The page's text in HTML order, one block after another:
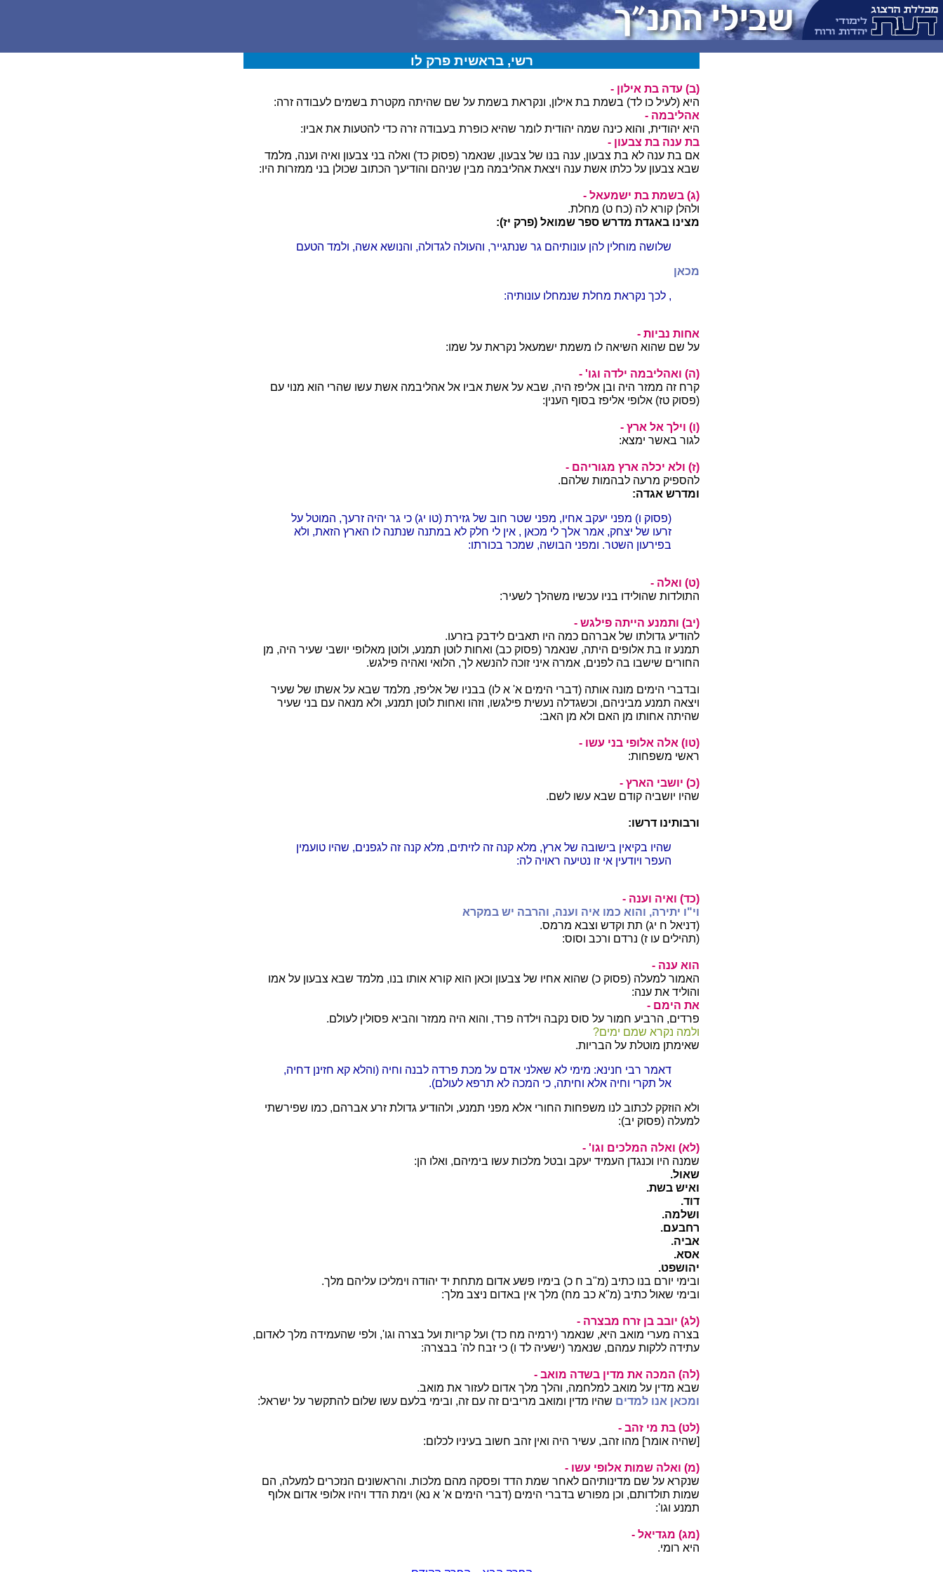
רשי, בראשית פרק לו
(ב) עדה בת אילון -
היא (לעיל כו לד) בשמת בת אילון, ונקראת בשמת על שם שהיתה מקטרת בשמים לעבודה זרה:
אהליבמה -
היא יהודית, והוא כינה שמה יהודית לומר שהיא כופרת בעבודה זרה כדי להטעות את אביו:
בת ענה בת צבעון -
אם בת ענה לא בת צבעון, ענה בנו של צבעון, שנאמר (פסוק כד) ואלה בני צבעון ואיה וענה, מלמד
שבא צבעון על כלתו אשת ענה ויצאת אהליבמה מבין שניהם והודיעך הכתוב שכולן בני ממזרות היו:
(ג) בשמת בת ישמעאל -
ולהלן קורא לה (כח ט) מחלת.
מצינו באגדת מדרש ספר שמואל (פרק יז):
שלושה מוחלין להן עונותיהם גר שנתגייר, והעולה לגדולה, והנושא אשה, ולמד הטעם
מכאן
, לכך נקראת מחלת שנמחלו עונותיה:
אחות נביות -
על שם שהוא השיאה לו משמת ישמעאל נקראת על שמו:
(ה) ואהליבמה ילדה וגו' -
קרח זה ממזר היה ובן אליפז היה, שבא על אשת אביו אל אהליבמה אשת עשו שהרי הוא מנוי עם
(פסוק טז) אלופי אליפז בסוף הענין:
(ו) וילך אל ארץ -
לגור באשר ימצא:
(ז) ולא יכלה ארץ מגוריהם -
להספיק מרעה לבהמות שלהם.
ומדרש אגדה:
(פסוק ו) מפני יעקב אחיו, מפני שטר חוב של גזירת (טו יג) כי גר יהיה זרעך, המוטל על
זרעו של יצחק, אמר אלך לי מכאן , אין לי חלק לא במתנה שנתנה לו הארץ הזאת, ולא
בפירעון השטר. ומפני הבושה, שמכר בכורתו:
(ט) ואלה -
התולדות שהולידו בניו עכשיו משהלך לשעיר:
(יב) ותמנע הייתה פילגש -
להודיע גדולתו של אברהם כמה היו תאבים לידבק בזרעו.
תמנע זו בת אלופים היתה, שנאמר (פסוק כב) ואחות לוטן תמנע, ולוטן מאלופי יושבי שעיר היה, מן
החורים שישבו בה לפנים, אמרה איני זוכה להנשא לך, הלואי ואהיה פילגש.
ובדברי הימים מונה אותה (דברי הימים א' א לו) בבניו של אליפז, מלמד שבא על אשתו של שעיר
ויצאה תמנע מביניהם, וכשגדלה נעשית פילגשו, וזהו ואחות לוטן תמנע, ולא מנאה עם בני שעיר
שהיתה אחותו מן האם ולא מן האב:
(טו) אלה אלופי בני עשו -
ראשי משפחות:
(כ) יושבי הארץ -
שהיו יושביה קודם שבא עשו לשם.
ורבותינו דרשו:
שהיו בקיאין בישובה של ארץ, מלא קנה זה לזיתים, מלא קנה זה לגפנים, שהיו טועמין
העפר ויודעין אי זו נטיעה ראויה לה:
(כד) ואיה וענה -
וי"ו יתירה, והוא כמו איה וענה, והרבה יש במקרא
(דניאל ח יג) תת וקדש וצבא מרמס.
(תהילים עו ז) נרדם ורכב וסוס:
הוא ענה -
האמור למעלה (פסוק כ) שהוא אחיו של צבעון וכאן הוא קורא אותו בנו, מלמד שבא צבעון על אמו
והוליד את ענה:
את הימם -
פרדים, הרביע חמור על סוס נקבה וילדה פרד, והוא היה ממזר והביא פסולין לעולם.
ולמה נקרא שמם ימים?
שאימתן מוטלת על הבריות.
דאמר רבי חנינא: מימי לא שאלני אדם על מכת פרדה לבנה וחיה (והלא קא חזינן דחיה,
אל תקרי וחיה אלא וחיתה, כי המכה לא תרפא לעולם).
ולא הוזקק לכתוב לנו משפחות החורי אלא מפני תמנע, ולהודיע גדולת זרע אברהם, כמו שפירשתי
למעלה (פסוק יב):
(לא) ואלה המלכים וגו' -
שמנה היו וכנגדן העמיד יעקב ובטל מלכות עשו בימיהם, ואלו הן:
שאול.
ואיש בשת.
דוד.
ושלמה.
רחבעם.
אביה.
אסא.
יהושפט.
ובימי יורם בנו כתיב (מ"ב ח כ) בימיו פשע אדום מתחת יד יהודה וימליכו עליהם מלך.
ובימי שאול כתיב (מ"א כב מח) מלך אין באדום ניצב מלך:
(לג) יובב בן זרח מבצרה -
בצרה מערי מואב היא, שנאמר (ירמיה מח כד) ועל קריות ועל בצרה וגו', ולפי שהעמידה מלך לאדום,
עתידה ללקות עמהם, שנאמר (ישעיה לד ו) כי זבח לה' בבצרה:
(לה) המכה את מדין בשדה מואב -
שבא מדין על מואב למלחמה, והלך מלך אדום לעזור את מואב.
ומכאן אנו למדים שהיו מדין ומואב מריבים זה עם זה, ובימי בלעם עשו שלום להתקשר על ישראל:
(לט) בת מי זהב -
[שהיה אומר] מהו זהב, עשיר היה ואין זהב חשוב בעיניו לכלום:
(מ) ואלה שמות אלופי עשו -
שנקרא על שם מדינותיהם לאחר שמת הדד ופסקה מהם מלכות. והראשונים הנזכרים למעלה, הם
שמות תולדותם, וכן מפורש בדברי הימים (דברי הימים א' א נא) וימת הדד ויהיו אלופי אדום אלוף
תמנע וגו':
(מג) מגדיאל -
היא רומי.